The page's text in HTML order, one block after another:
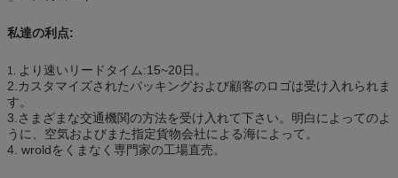
私達の利点:
1. より速いリードタイム:15~20日。
2.カスタマイズされたパッキングおよび顧客のロゴは受け入れられま
す。
3.さまざまな交通機関の方法を受け入れて下さい。明白によってのよ
うに、空気およびまた指定貨物会社による海によって。
4. wroldをくまなく専門家の工場直売。